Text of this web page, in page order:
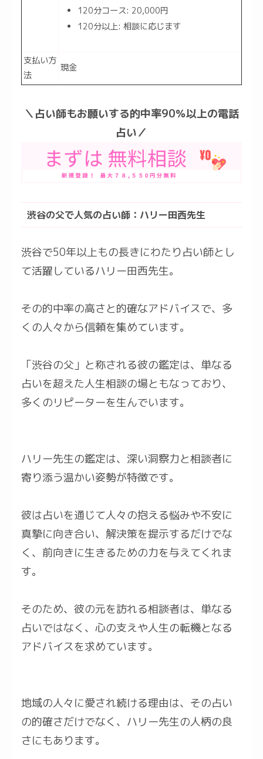
120分コース: 20,000円
120分以上: 相談に応じます
支払い方
法
現金
＼占い師もお願いする的中率90％以上の電話
占い／
渋谷の父で人気の占い師：ハリー田西先生
渋谷で50年以上もの長きにわたり占い師とし
て活躍しているハリー田西先生。
その的中率の高さと的確なアドバイスで、多
くの人々から信頼を集めています。
「渋谷の父」と称される彼の鑑定は、単なる
占いを超えた人生相談の場ともなっており、
多くのリピーターを生んでいます。
ハリー先生の鑑定は、深い洞察力と相談者に
寄り添う温かい姿勢が特徴です。
彼は占いを通じて人々の抱える悩みや不安に
真摯に向き合い、解決策を提示するだけでな
く、前向きに生きるための力を与えてくれま
す。
そのため、彼の元を訪れる相談者は、単なる
占いではなく、心の支えや人生の転機となる
アドバイスを求めています。
地域の人々に愛され続ける理由は、その占い
の的確さだけでなく、ハリー先生の人柄の良
さにもあります。